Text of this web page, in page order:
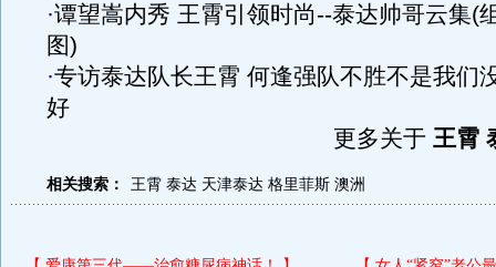
·谭望嵩内秀 王霄引领时尚--泰达帅哥云集(
图)
·专访泰达队长王霄 何逢强队不胜不是我们
好
更多关于 王霄
相关搜索： 王霄 泰达 天津泰达 格里菲斯 澳洲